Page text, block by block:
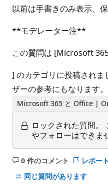
以前は手書きのみ表示、
**モデレーター注**
この質問は [Microsoft
] のカテゴリに投稿され
ザーの参考にもなります。
Microsoft 365 と Office |
ロックされた質問。
やフォローはできま
0 件のコメント
コ
メ
レポート
同じ質問があります